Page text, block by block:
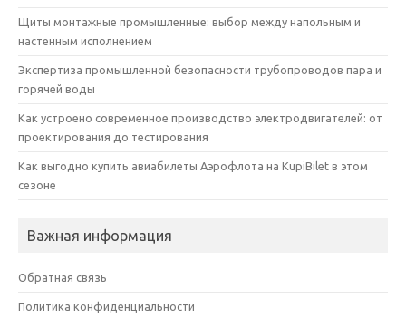
Щиты монтажные промышленные: выбор между напольным и
настенным исполнением
Экспертиза промышленной безопасности трубопроводов пара и
горячей воды
Как устроено современное производство электродвигателей: от
проектирования до тестирования
Как выгодно купить авиабилеты Аэрофлота на KupiBilet в этом
сезоне
Важная информация
Обратная связь
Политика конфиденциальности